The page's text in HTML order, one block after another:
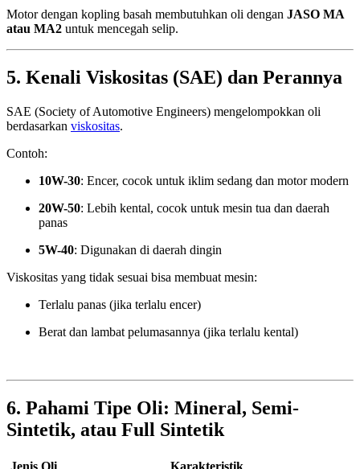
Motor dengan kopling basah membutuhkan oli dengan JASO MA
atau MA2 untuk mencegah selip.
5. Kenali Viskositas (SAE) dan Perannya
SAE (Society of Automotive Engineers) mengelompokkan oli
berdasarkan viskositas.
Contoh:
10W-30: Encer, cocok untuk iklim sedang dan motor modern
20W-50: Lebih kental, cocok untuk mesin tua dan daerah
panas
5W-40: Digunakan di daerah dingin
Viskositas yang tidak sesuai bisa membuat mesin:
Terlalu panas (jika terlalu encer)
Berat dan lambat pelumasannya (jika terlalu kental)
6. Pahami Tipe Oli: Mineral, Semi-
Sintetik, atau Full Sintetik
Jenis Oli Karakteristik